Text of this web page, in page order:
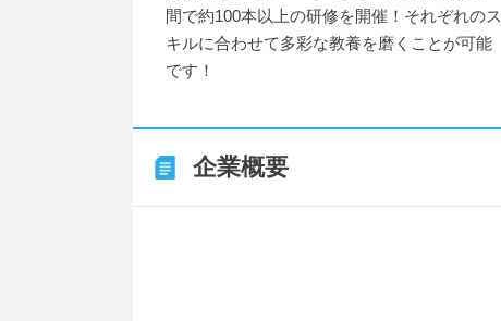
間で約100本以上の研修を開催！それぞれのス
キルに合わせて多彩な教養を磨くことが可能
です！
企業概要